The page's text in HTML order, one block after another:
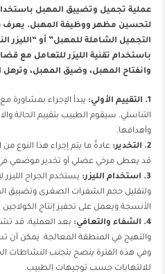
عملية تجميل وتضييق المهبل
لتحسين مظهر ووظيفة المهبل. يعرف
التجميل الشاملة للمهبل” أو “الليزر
باستخدام تقنية الليزر للتعامل مع
وانفتاح المهبل، وضيق المهبل، وترهل
1. التقييم الأولي:
يبدأ الإجراء
التناسلي. سيقوم الطبيب بتقييم الحالة
وأهدافها.
2. التخدير:
عادةً ما يتم إجراء هذا النوع
قد يعطى مرخي عضلي أو تخدير موضعي في
3. استخدام الليزر:
يستخدم الجراح الليزر
ولتقليل حجم الشفرات الصغرى وتضييق
الأنسجة ويعمل على تحفيز إنتاج
4. الشفاء والتعافي:
بعد العملية، قد
والتهيج في المنطقة المعالجة. يمكن أن
وفي هذه الفترة ينصح بتجنب النشاطات
للالتهابات حسب توجيهات الطبيب.